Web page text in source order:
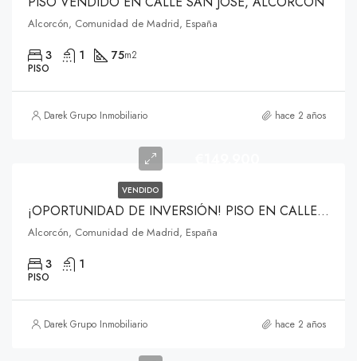
Alcorcón, Comunidad de Madrid, España
3 1 75m2
PISO
Darek Grupo Inmobiliario hace 2 años
VENDIDO
¡OPORTUNIDAD DE INVERSIÓN! PISO EN CALLE COMUSA, ALCORCÓN
Alcorcón, Comunidad de Madrid, España
3 1
PISO
Darek Grupo Inmobiliario hace 2 años